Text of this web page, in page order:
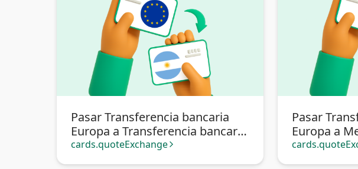
Pasar Transferencia bancaria
Europa a Transferencia bancaria
Argentina
cards.quoteExchange arrow_forward_ios
Pasar
Europa a